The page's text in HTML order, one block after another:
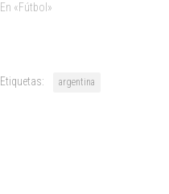
En «Fútbol»
Etiquetas: argentina